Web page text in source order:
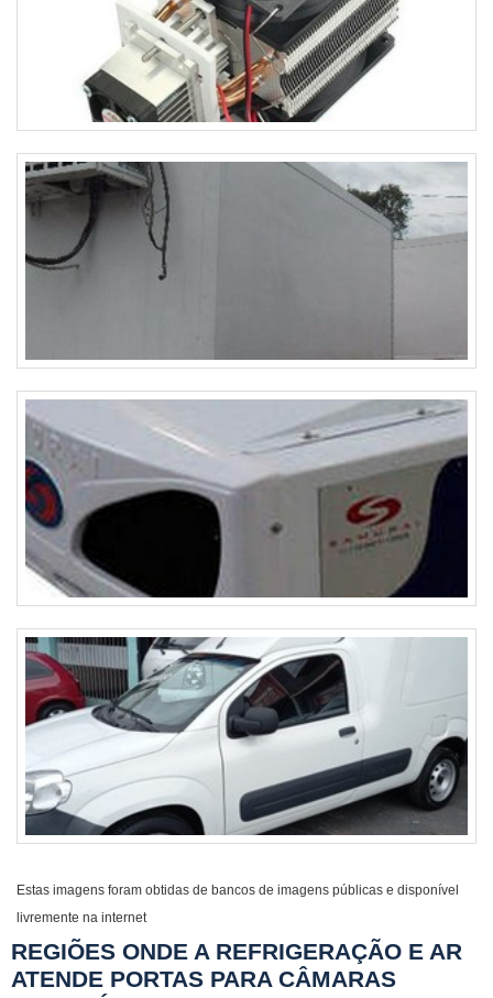
Estas imagens foram obtidas de bancos de imagens públicas e disponível
livremente na internet
REGIÕES ONDE A REFRIGERAÇÃO E AR
ATENDE PORTAS PARA CÂMARAS